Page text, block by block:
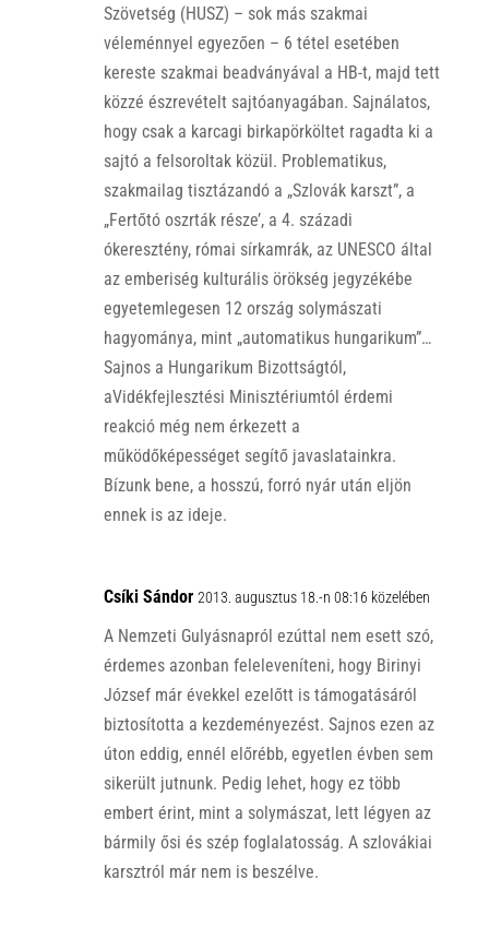
Szövetség (HUSZ) – sok más szakmai
véleménnyel egyezően – 6 tétel esetében
kereste szakmai beadványával a HB-t, majd tett
közzé észrevételt sajtóanyagában. Sajnálatos,
hogy csak a karcagi birkapörköltet ragadta ki a
sajtó a felsoroltak közül. Problematikus,
szakmailag tisztázandó a „Szlovák karszt”, a
„Fertőtó oszrták része’, a 4. századi
ókeresztény, római sírkamrák, az UNESCO által
az emberiség kulturális örökség jegyzékébe
egyetemlegesen 12 ország solymászati
hagyománya, mint „automatikus hungarikum”…
Sajnos a Hungarikum Bizottságtól,
aVidékfejlesztési Minisztériumtól érdemi
reakció még nem érkezett a
működőképességet segítő javaslatainkra.
Bízunk bene, a hosszú, forró nyár után eljön
ennek is az ideje.
Csíki Sándor 2013. augusztus 18.-n 08:16 közelében
A Nemzeti Gulyásnapról ezúttal nem esett szó,
érdemes azonban feleleveníteni, hogy Birinyi
József már évekkel ezelőtt is támogatásáról
biztosította a kezdeményezést. Sajnos ezen az
úton eddig, ennél előrébb, egyetlen évben sem
sikerült jutnunk. Pedig lehet, hogy ez több
embert érint, mint a solymászat, lett légyen az
bármily ősi és szép foglalatosság. A szlovákiai
karsztról már nem is beszélve.